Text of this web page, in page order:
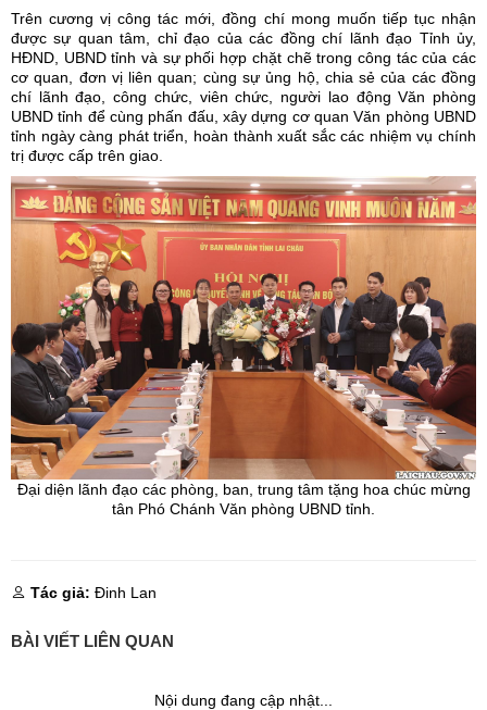
Trên cương vị công tác mới, đồng chí mong muốn tiếp tục nhận
được sự quan tâm, chỉ đạo của các đồng chí lãnh đạo Tỉnh ủy,
HĐND, UBND tỉnh và sự phối hợp chặt chẽ trong công tác của các
cơ quan, đơn vị liên quan; cùng sự ủng hộ, chia sẻ của các đồng
chí lãnh đạo, công chức, viên chức, người lao động Văn phòng
UBND tỉnh để cùng phấn đấu, xây dựng cơ quan Văn phòng UBND
tỉnh ngày càng phát triển, hoàn thành xuất sắc các nhiệm vụ chính
trị được cấp trên giao.
Đại diện lãnh đạo các phòng, ban, trung tâm tặng hoa chúc mừng
tân Phó Chánh Văn phòng UBND tỉnh.
Tác giả: Đinh Lan
BÀI VIẾT LIÊN QUAN
Nội dung đang cập nhật...